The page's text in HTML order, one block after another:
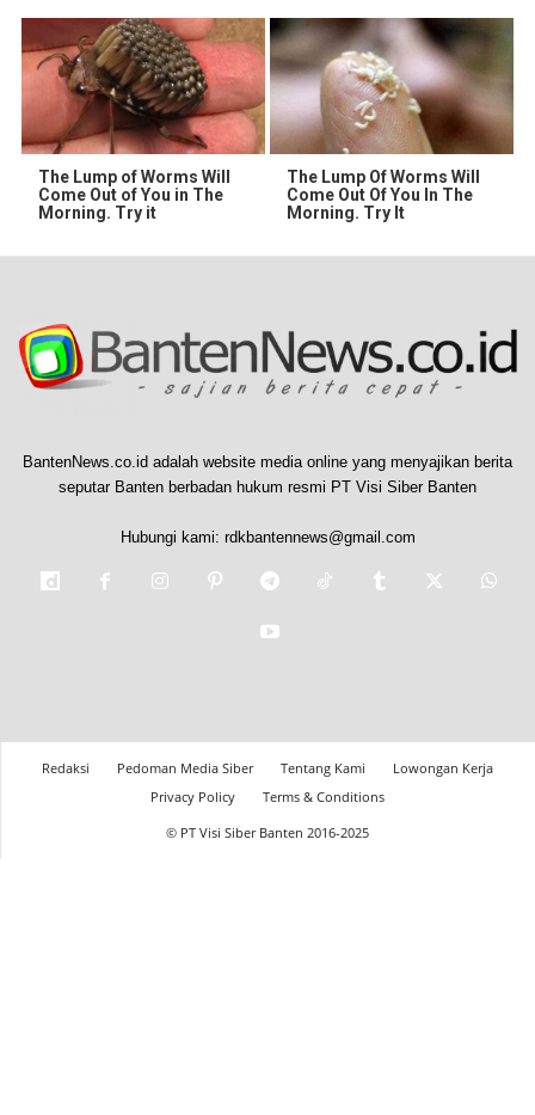
The Lump of Worms Will
Come Out of You in The
Morning. Try it
The Lump Of Worms Will
Come Out Of You In The
Morning. Try It
BantenNews.co.id adalah website media online yang menyajikan berita
seputar Banten berbadan hukum resmi PT Visi Siber Banten
Hubungi kami: rdkbantennews@gmail.com
Redaksi Pedoman Media Siber Tentang Kami
Lowongan Kerja
Privacy Policy
Terms & Conditions
© PT Visi Siber Banten 2016-2025